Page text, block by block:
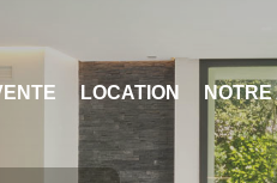
LOCATION